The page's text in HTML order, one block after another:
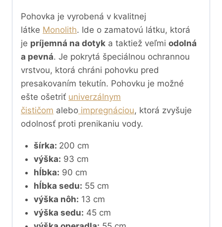
Pohovka je vyrobená v kvalitnej
látke Monolith. Ide o zamatovú látku, ktorá
je príjemná na dotyk a taktiež veľmi odolná
a pevná. Je pokrytá špeciálnou ochrannou
vrstvou, ktorá chráni pohovku pred
presakovaním tekutín. Pohovku je možné
ešte ošetriť univerzálnym
čističom alebo impregnáciou, ktorá zvyšuje
odolnosť proti prenikaniu vody.
šírka: 200 cm
výška: 93 cm
hĺbka: 90 cm
hĺbka sedu: 55 cm
výška nôh: 13 cm
výška sedu: 45 cm